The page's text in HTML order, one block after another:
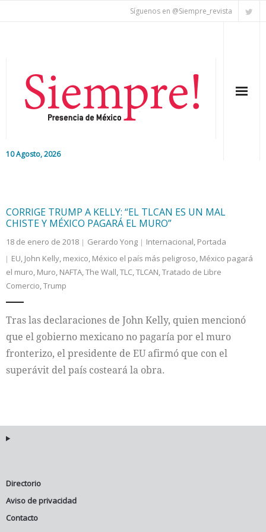
Síguenos en @Siempre_revista
10 Agosto, 2026
Colaboradores
Internacional
Cultura
CORRIGE TRUMP A KELLY: “EL TLCAN ES UN MAL
CHISTE Y MÉXICO PAGARÁ EL MURO”
18 de enero de 2018 Gerardo Yong Internacional, Portada
EU, John Kelly, mexico, México el país más peligroso, México pagará
el muro, Muro, NAFTA,The Wall,TLC,TLCAN,Tratado de Libre
Comercio,Trump
Tras las declaraciones de John Kelly, quien mencionó
que el gobierno mexicano no pagaría por el muro
fronterizo, el presidente de EU afirmó que con el
superávit del país costeará la obra.
Directorio
Aviso de privacidad
Contacto